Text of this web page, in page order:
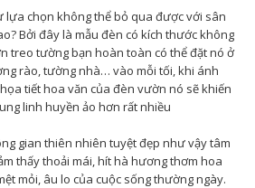
lựa chọn không thể bỏ qua được với sân
Bởi đây là mẫu đèn có kích thước không
treo tường bạn hoàn toàn có thể đặt nó ở
rào, tường nhà… vào mỗi tối, khi ánh
tiết hoa văn của đèn vườn nó sẽ khiến
linh huyền ảo hơn rất nhiều
gian thiên nhiên tuyệt đẹp như vậy tâm
thấy thoải mái, hít hà hương thơm hoa
mỏi, âu lo của cuộc sống thường ngày.